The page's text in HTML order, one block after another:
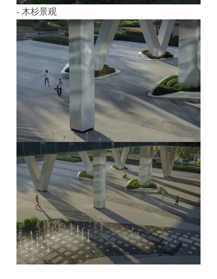
- 木杉景观